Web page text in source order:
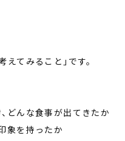
えてみること」です。
どんな食事が出てきたか
象を持ったか